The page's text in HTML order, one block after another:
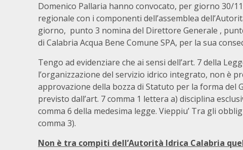
Domenico Pallaria hanno convocato, per giorno 30/
regionale con i componenti dell’assemblea
giorno, punto 3 nomina del Direttore Generale ,
di Calabria Acqua Bene Comune SPA, per la sua
Tengo ad evidenziare che ai sensi dell’art. 7 della
l’organizzazione del servizio idrico integrato, non è
approvazione della bozza di Statuto per la forma del
previsto dall’art. 7 comma 1 lettera a) disciplina
comma 6 della medesima legge. Vieppiu’ Tra gli
comma 3).
Non è tra compiti dell’Autorità Idrica Calabria